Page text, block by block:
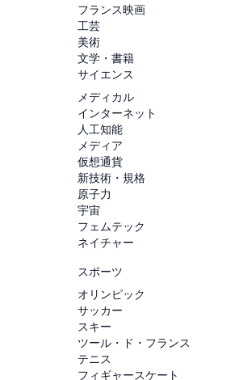
フランス映画
工芸
美術
文学・書籍
サイエンス
メディカル
インターネット
人工知能
メディア
仮想通貨
新技術・規格
原子力
宇宙
フェムテック
ネイチャー
スポーツ
オリンピック
サッカー
スキー
ツール・ド・フランス
テニス
フィギャースケート